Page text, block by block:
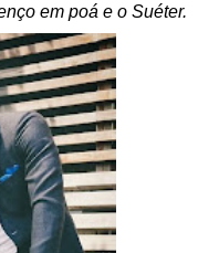
em poá e o Suéter.